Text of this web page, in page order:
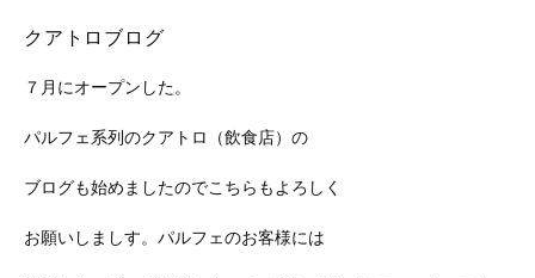
クアトロブログ
７月にオープンした。
パルフェ系列のクアトロ（飲食店）の
ブログも始めましたのでこちらもよろしく
お願いしましす。パルフェのお客様には